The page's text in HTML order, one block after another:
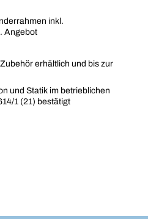
inkl.
Angebot
erhältlich und bis zur
und Statik im betrieblichen
1 (21) bestätigt